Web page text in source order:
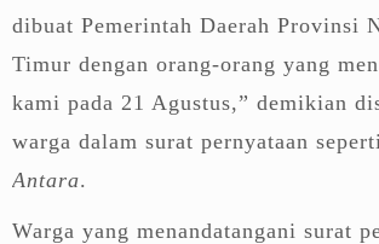
dibuat Pemerintah Daerah Provinsi
Timur dengan orang-orang yang
kami pada 21 Agustus,” demikian
warga dalam surat pernyataan
Antara.
Warga yang menandatangani surat